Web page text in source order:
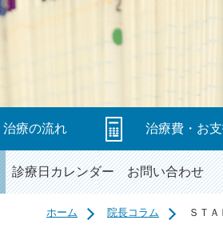
治療の流れ 治療費・お
診療日カレンダー お問い合わせ
ホーム 院長コラム ＳＴＡ